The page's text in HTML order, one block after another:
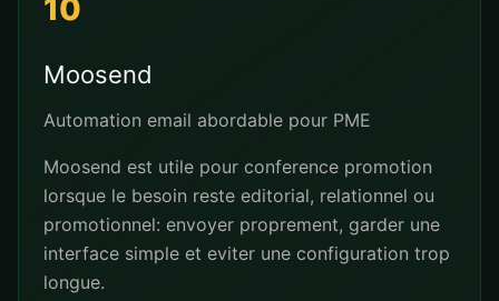
10
Moosend
Automation email abordable pour PME
Moosend est utile pour conference promotion
lorsque le besoin reste editorial, relationnel ou
promotionnel: envoyer proprement, garder une
interface simple et eviter une configuration trop
longue.